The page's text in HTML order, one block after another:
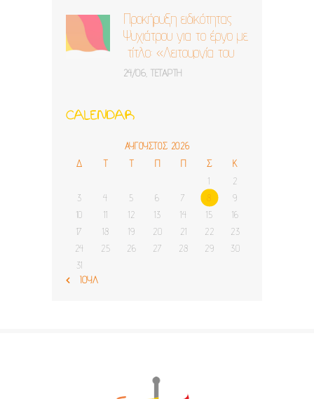
Προκήρυξη ειδικότητας
Ψυχιάτρου για το έργο με
τίτλο: «Λειτουργία του
ΚΔΗΦ ΓΑΪΤΑΝΑΚΙ στη
24/06, ΤΕΤΆΡΤΗ
CALENDAR
ΑΎΓΟΥΣΤΟΣ 2026
Δ
Τ Τ Π Π Σ
Κ
1
2
3
4 5 6 7 8
9
10
11 12 13 14 15
16
17
18 19 20 21 22
23
24
25 26 27 28 29
30
31
« ΙΟΎΛ